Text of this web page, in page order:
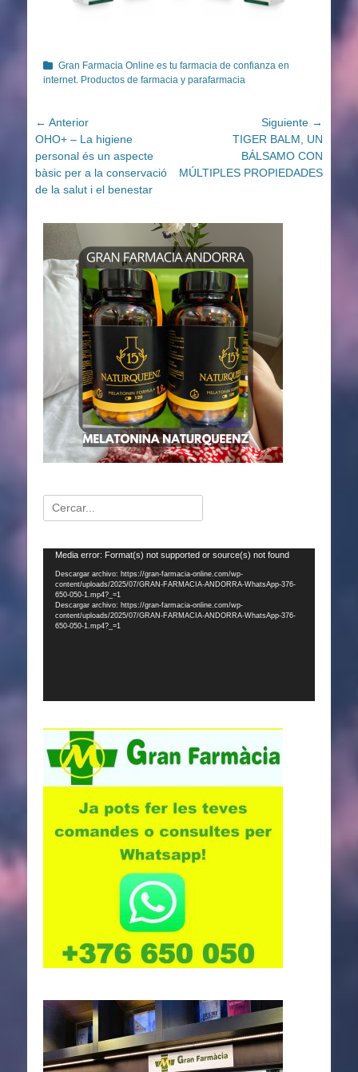
Categorías
Gran Farmacia Online es tu farmacia de confianza en
internet. Productos de farmacia y parafarmacia
Navegación
de
entradas
← Anterior
Entrada
anterior:
OHO+ – La higiene
personal és un aspecte
bàsic per a la conservació
de la salut i el benestar
Siguiente →
TIGER BALM, UN
BÁLSAMO CON
MÚLTIPLES PROPIEDADES
Buscar:
Reproductor
vídeo
Media error: Format(s) not supported or source(s) not found
Descargar archivo: https://gran-farmacia-online.com/wp-
content/uploads/2025/07/GRAN-FARMACIA-ANDORRA-WhatsApp-376-
650-050-1.mp4?_=1
Descargar archivo: https://gran-farmacia-online.com/wp-
content/uploads/2025/07/GRAN-FARMACIA-ANDORRA-WhatsApp-376-
650-050-1.mp4?_=1